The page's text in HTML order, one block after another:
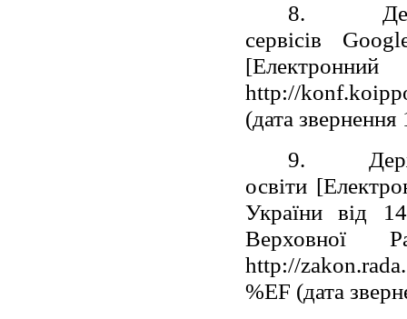
8.
сервісів
http://
(дата
9.
освіти
України від
Верховної
http://
%EF (дата